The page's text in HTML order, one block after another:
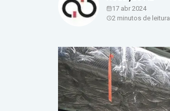
17 abr 2024
2 minutos de leitura